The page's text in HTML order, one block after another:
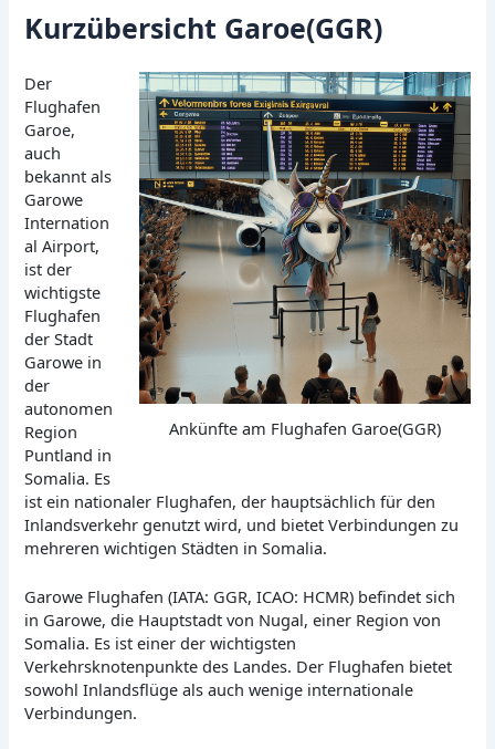
Kurzübersicht Garoe(GGR)
Ankünfte am Flughafen Garoe(GGR)
Der
Flughafen
Garoe,
auch
bekannt als
Garowe
Internation
al Airport,
ist der
wichtigste
Flughafen
der Stadt
Garowe in
der
autonomen
Region
Puntland in
Somalia. Es
ist ein nationaler Flughafen, der hauptsächlich für den
Inlandsverkehr genutzt wird, und bietet Verbindungen zu
mehreren wichtigen Städten in Somalia.
Garowe Flughafen (IATA: GGR, ICAO: HCMR) befindet sich
in Garowe, die Hauptstadt von Nugal, einer Region von
Somalia. Es ist einer der wichtigsten
Verkehrsknotenpunkte des Landes. Der Flughafen bietet
sowohl Inlandsflüge als auch wenige internationale
Verbindungen.